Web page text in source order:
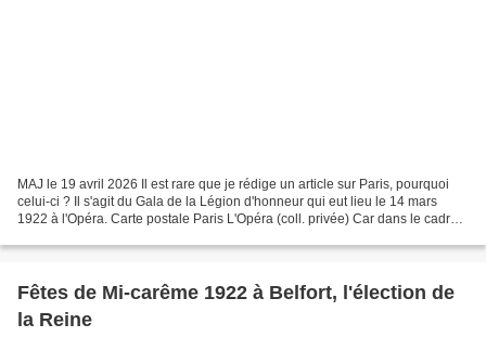
MAJ le 19 avril 2026 Il est rare que je rédige un article sur Paris, pourquoi
celui-ci ? Il s'agit du Gala de la Légion d'honneur qui eut lieu le 14 mars
1922 à l'Opéra. Carte postale Paris L'Opéra (coll. privée) Car dans le cadre
Fêtes de Mi-carême 1922 à Belfort, l'élection de
la Reine